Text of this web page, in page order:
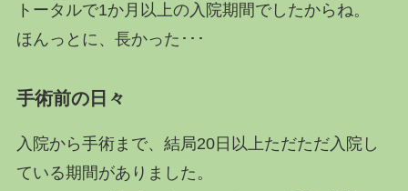
トータルで1か月以上の入院期間でしたからね。
ほんっとに、長かった･･･
手術前の日々
入院から手術まで、結局20日以上ただただ入院し
ている期間がありました。